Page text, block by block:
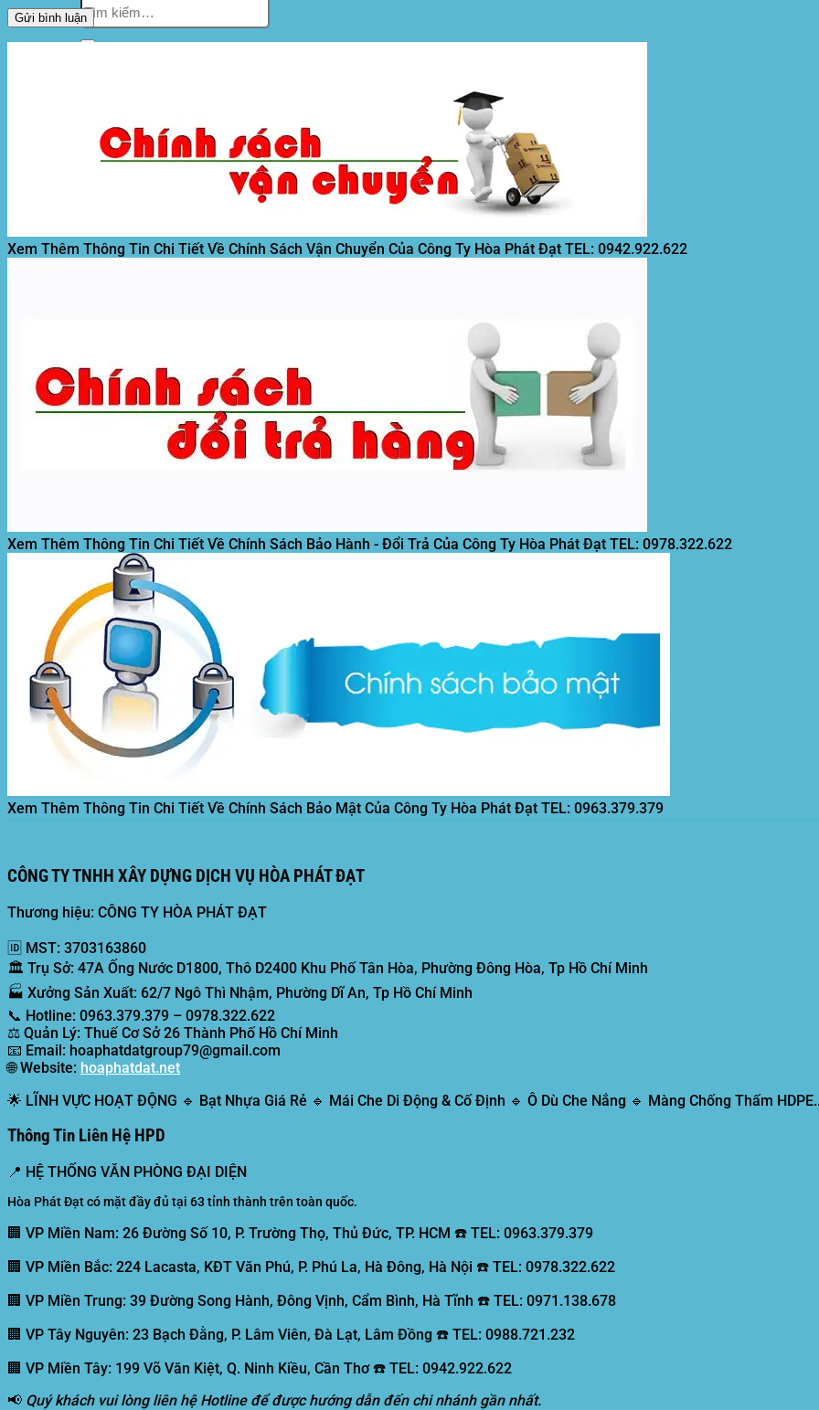
kiếm:
Xem Thêm Thông Tin Chi Tiết Về Chính Sách Vận Chuyển Của Công Ty Hòa Phát Đạt TEL: 0942.922.622
Xem Thêm Thông Tin Chi Tiết Về Chính Sách Bảo Hành - Đổi Trả Của Công Ty Hòa Phát Đạt TEL: 0978.322.622
Xem Thêm Thông Tin Chi Tiết Về Chính Sách Bảo Mật Của Công Ty Hòa Phát Đạt TEL: 0963.379.379
CÔNG TY TNHH XÂY DỰNG DỊCH VỤ HÒA PHÁT ĐẠT
Thương hiệu: CÔNG TY HÒA PHÁT ĐẠT
🆔 MST: 3703163860
🏛️ Trụ Sở: 47A Ống Nước D1800, Thô D2400 Khu Phố Tân Hòa, Phường Đông Hòa, Tp Hồ Chí Minh
🏭 Xưởng Sản Xuất: 62/7 Ngô Thì Nhậm, Phường Dĩ An, Tp Hồ Chí Minh
📞 Hotline: 0963.379.379 – 0978.322.622
⚖️ Quản Lý: Thuế Cơ Sở 26 Thành Phố Hồ Chí Minh
📧 Email: hoaphatdatgroup79@gmail.com
🌐Website: hoaphatdat.net
🌟 LĨNH VỰC HOẠT ĐỘNG 🔹 Bạt Nhựa Giá Rẻ 🔹 Mái Che Di Động & Cố Định 🔹 Ô Dù Che Nắng 🔹 Màng Chống Thấm
Thông Tin Liên Hệ HPD
📍 HỆ THỐNG VĂN PHÒNG ĐẠI DIỆN
Hòa Phát Đạt có mặt đầy đủ tại 63 tỉnh thành trên toàn quốc.
🏢 VP Miền Nam: 26 Đường Số 10, P. Trường Thọ, Thủ Đức, TP. HCM ☎️ TEL: 0963.379.379
🏢 VP Miền Bắc: 224 Lacasta, KĐT Văn Phú, P. Phú La, Hà Đông, Hà Nội ☎️ TEL: 0978.322.622
🏢 VP Miền Trung: 39 Đường Song Hành, Đông Vịnh, Cẩm Bình, Hà Tĩnh ☎️ TEL: 0971.138.678
🏢 VP Tây Nguyên: 23 Bạch Đằng, P. Lâm Viên, Đà Lạt, Lâm Đồng ☎️ TEL: 0988.721.232
🏢 VP Miền Tây: 199 Võ Văn Kiệt, Q. Ninh Kiều, Cần Thơ ☎️ TEL: 0942.922.622
📢 Quý khách vui lòng liên hệ Hotline để được hướng dẫn đến chi nhánh gần nhất.